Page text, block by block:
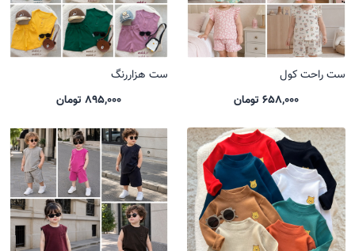
ست راحت کول
658,000 تومان
ست هزاررنگ
895,000 تومان